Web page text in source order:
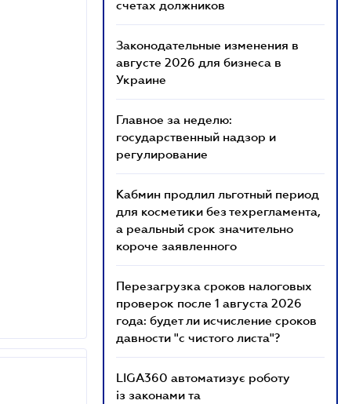
счетах должников
Законодательные изменения в
августе 2026 для бизнеса в
Украине
Главное за неделю:
государственный надзор и
регулирование
Кабмин продлил льготный период
для косметики без техрегламента,
а реальный срок значительно
короче заявленного
Перезагрузка сроков налоговых
проверок после 1 августа 2026
года: будет ли исчисление сроков
давности "с чистого листа"?
LIGA360 автоматизує роботу
із законами та